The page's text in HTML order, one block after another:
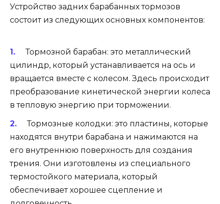
Устройство задних барабанных тормозов
состоит из следующих основных компонентов:
Тормозной барабан: это металлический
цилиндр, который устанавливается на ось и
вращается вместе с колесом. Здесь происходит
преобразование кинетической энергии колеса
в тепловую энергию при торможении.
Тормозные колодки: это пластины, которые
находятся внутри барабана и нажимаются на
его внутреннюю поверхность для создания
трения. Они изготовлены из специального
термостойкого материала, который
обеспечивает хорошее сцепление и